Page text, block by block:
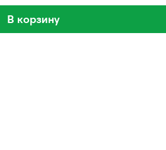
В корзину